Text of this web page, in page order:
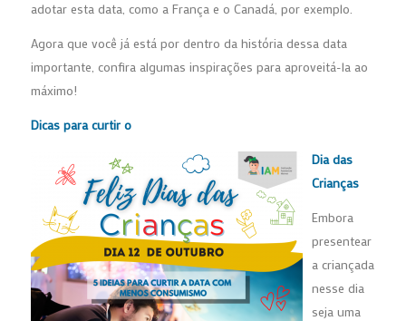
adotar esta data, como a França e o Canadá, por exemplo.
Agora que você já está por dentro da história dessa data
importante, confira algumas inspirações para aproveitá-la ao
máximo!
Dicas para curtir o
Dia das
Crianças
Embora
presentear
a criançada
nesse dia
seja uma